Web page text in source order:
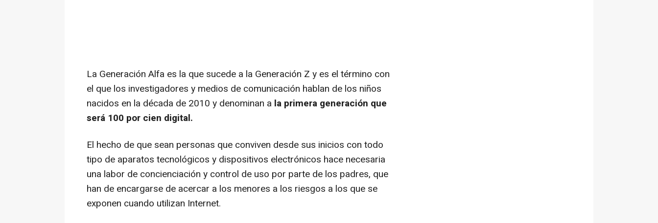
La Generación Alfa es la que sucede a la Generación Z y es el término con
el que los investigadores y medios de comunicación hablan de los niños
nacidos en la década de 2010 y denominan a la primera generación que
será 100 por cien digital.
El hecho de que sean personas que conviven desde sus inicios con todo
tipo de aparatos tecnológicos y dispositivos electrónicos hace necesaria
una labor de concienciación y control de uso por parte de los padres, que
han de encargarse de acercar a los menores a los riesgos a los que se
exponen cuando utilizan Internet.